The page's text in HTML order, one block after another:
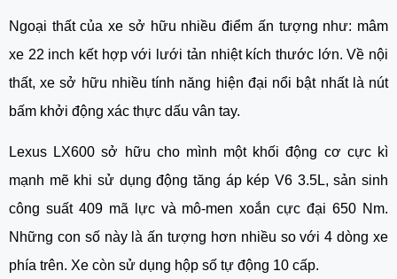
Ngoại thất của xe sở hữu nhiều điểm ấn tượng như: mâm
xe 22 inch kết hợp với lưới tản nhiệt kích thước lớn. Về nội
thất, xe sở hữu nhiều tính năng hiện đại nổi bật nhất là nút
bấm khởi động xác thực dấu vân tay.
Lexus LX600 sở hữu cho mình một khối động cơ cực kì
mạnh mẽ khi sử dụng động tăng áp kép V6 3.5L, sản sinh
công suất 409 mã lực và mô-men xoắn cực đại 650 Nm.
Những con số này là ấn tượng hơn nhiều so với 4 dòng xe
phía trên. Xe còn sử dụng hộp số tự động 10 cấp.